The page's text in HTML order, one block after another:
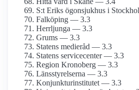
S:t Eriks ögonsjukhus i
Falköping — 3.3
Herrljunga — 3.3
Grums — 3.3
Statens medieråd — 3.3
Statens servicecenter — 3.3
Region Kronoberg — 3.3
Länsstyrelserna — 3.3
Konjunkturinstitutet — 3.3